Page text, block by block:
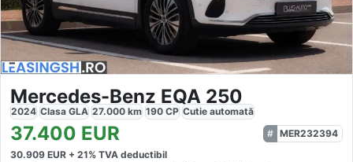
Mercedes-Benz EQA 250
2024 Clasa GLA 27.000 km 190 CP Cutie automată
37.400 EUR
MER232394
30.909 EUR + 21% TVA deductibil